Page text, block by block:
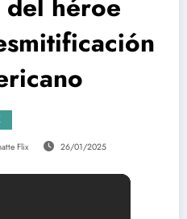
Flix 26/01/2025